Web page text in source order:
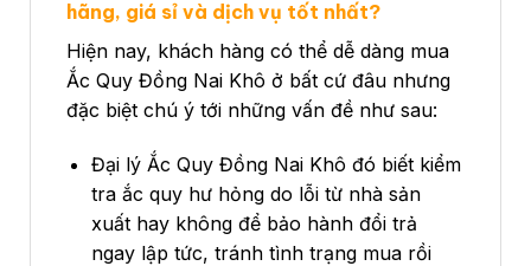
hãng, giá sỉ và dịch vụ tốt nhất?
Hiện nay, khách hàng có thể dễ dàng mua
Ắc Quy Đồng Nai Khô ở bất cứ đâu nhưng
đặc biệt chú ý tới những vấn đề như sau:
Đại lý Ắc Quy Đồng Nai Khô đó biết kiểm
tra ắc quy hư hỏng do lỗi từ nhà sản
xuất hay không để bảo hành đổi trả
ngay lập tức, tránh tình trạng mua rồi